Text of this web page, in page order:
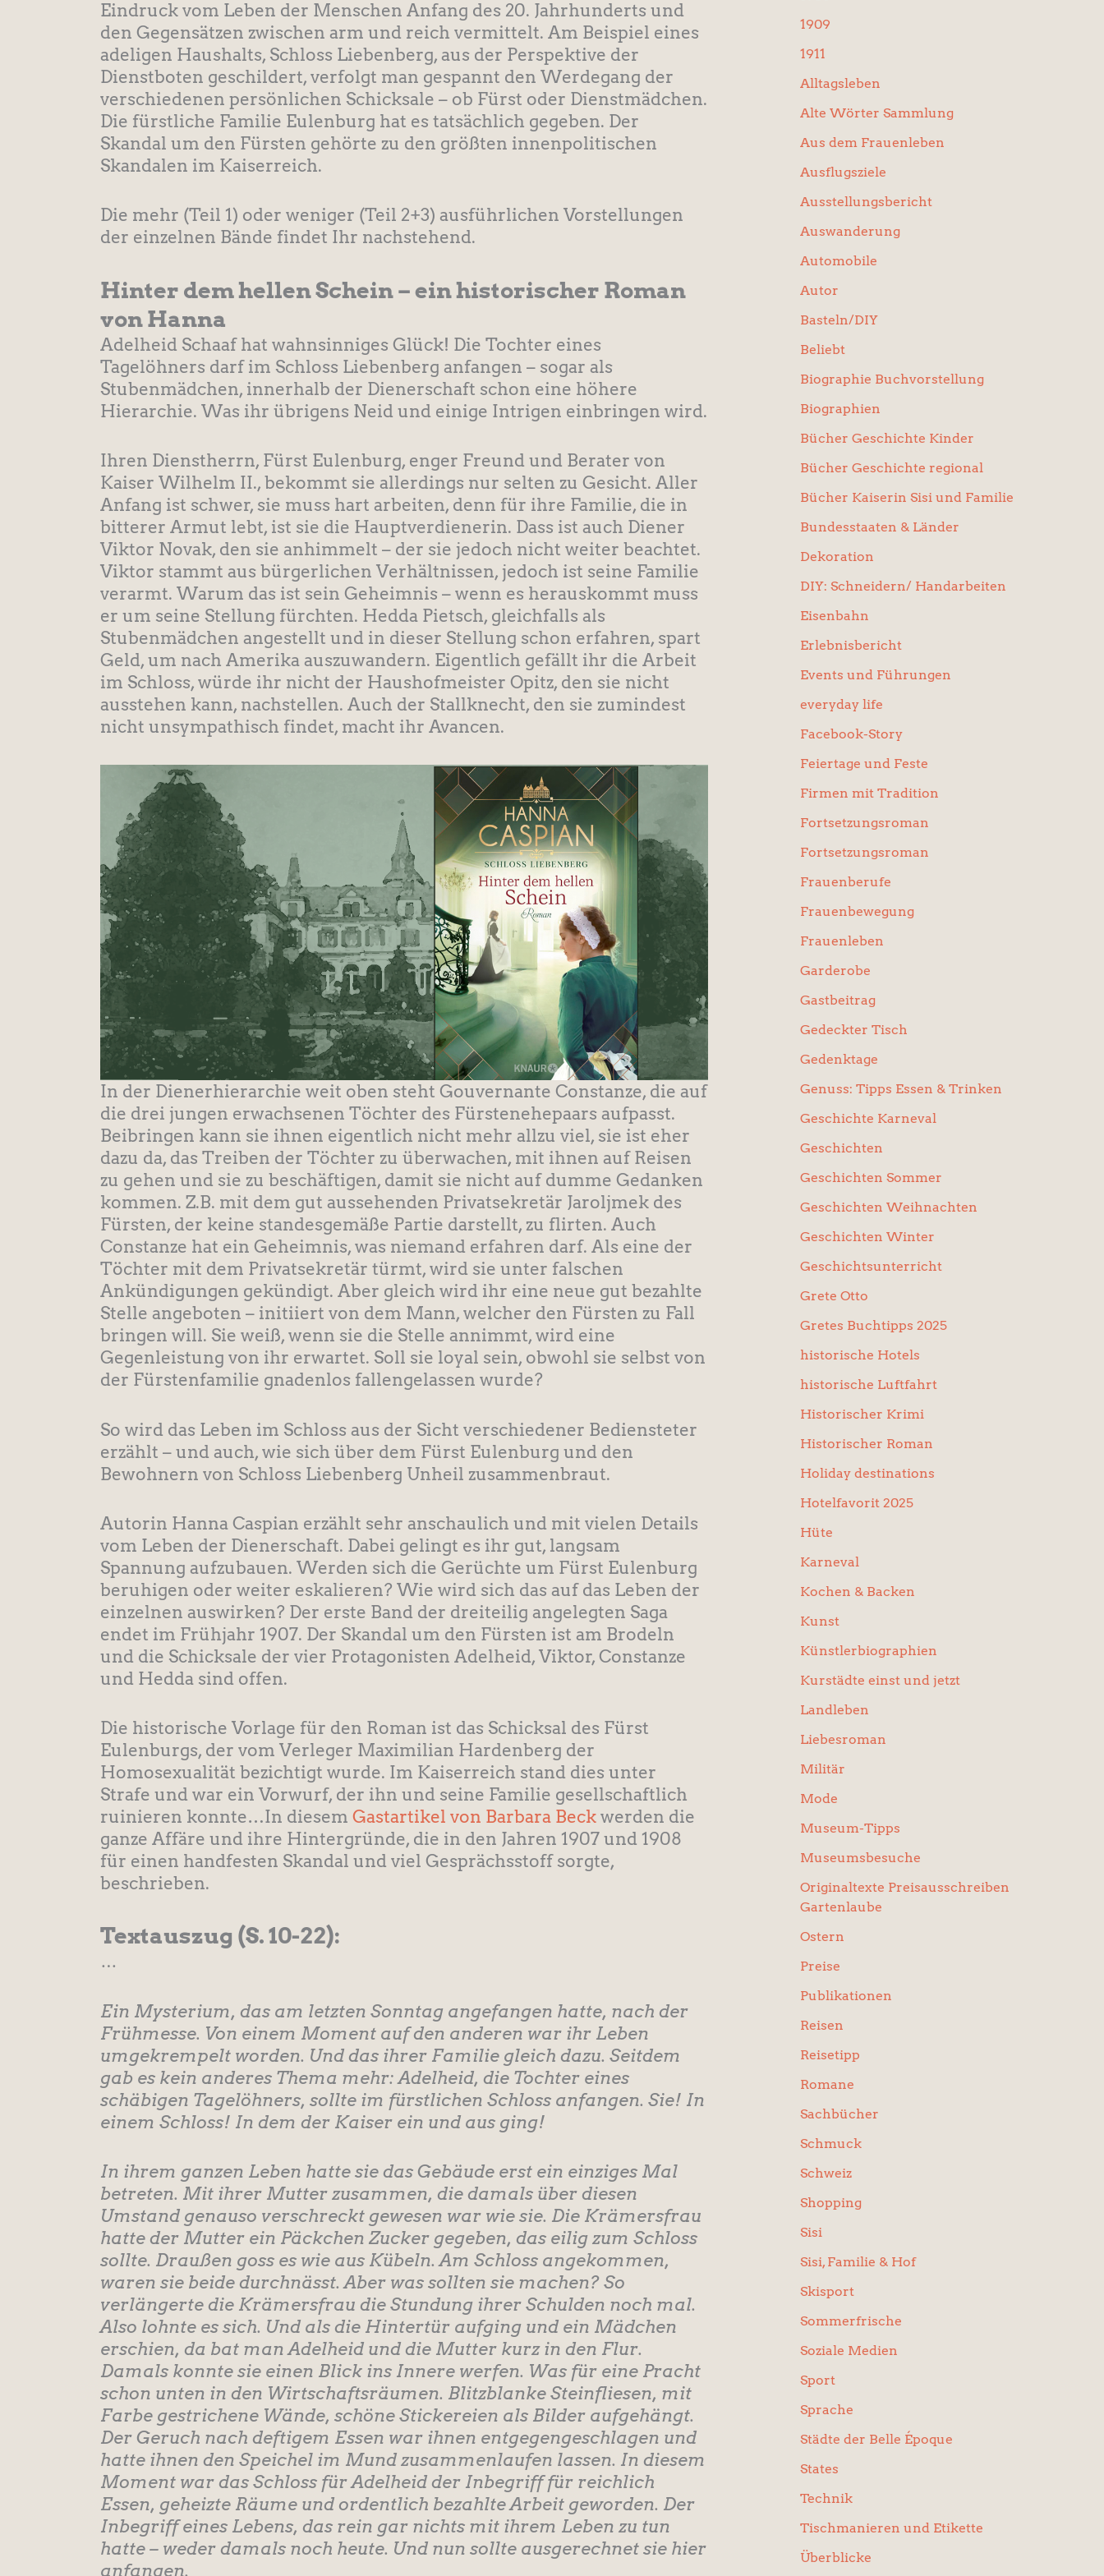
Eindruck vom Leben der Menschen Anfang des 20. Jahrhunderts und
den Gegensätzen zwischen arm und reich vermittelt. Am Beispiel eines
adeligen Haushalts, Schloss Liebenberg, aus der Perspektive der
Dienstboten geschildert, verfolgt man gespannt den Werdegang der
verschiedenen persönlichen Schicksale – ob Fürst oder Dienstmädchen.
Die fürstliche Familie Eulenburg hat es tatsächlich gegeben. Der
Skandal um den Fürsten gehörte zu den größten innenpolitischen
Skandalen im Kaiserreich.
Die mehr (Teil 1) oder weniger (Teil 2+3) ausführlichen Vorstellungen
der einzelnen Bände findet Ihr nachstehend.
Hinter dem hellen Schein – ein historischer Roman
von Hanna
Adelheid Schaaf hat wahnsinniges Glück! Die Tochter eines
Tagelöhners darf im Schloss Liebenberg anfangen – sogar als
Stubenmädchen, innerhalb der Dienerschaft schon eine höhere
Hierarchie. Was ihr übrigens Neid und einige Intrigen einbringen wird.
Ihren Dienstherrn, Fürst Eulenburg, enger Freund und Berater von
Kaiser Wilhelm II., bekommt sie allerdings nur selten zu Gesicht. Aller
Anfang ist schwer, sie muss hart arbeiten, denn für ihre Familie, die in
bitterer Armut lebt, ist sie die Hauptverdienerin. Dass ist auch Diener
Viktor Novak, den sie anhimmelt – der sie jedoch nicht weiter beachtet.
Viktor stammt aus bürgerlichen Verhältnissen, jedoch ist seine Familie
verarmt. Warum das ist sein Geheimnis – wenn es herauskommt muss
er um seine Stellung fürchten. Hedda Pietsch, gleichfalls als
Stubenmädchen angestellt und in dieser Stellung schon erfahren, spart
Geld, um nach Amerika auszuwandern. Eigentlich gefällt ihr die Arbeit
im Schloss, würde ihr nicht der Haushofmeister Opitz, den sie nicht
ausstehen kann, nachstellen. Auch der Stallknecht, den sie zumindest
nicht unsympathisch findet, macht ihr Avancen.
In der Dienerhierarchie weit oben steht Gouvernante Constanze, die auf
die drei jungen erwachsenen Töchter des Fürstenehepaars aufpasst.
Beibringen kann sie ihnen eigentlich nicht mehr allzu viel, sie ist eher
dazu da, das Treiben der Töchter zu überwachen, mit ihnen auf Reisen
zu gehen und sie zu beschäftigen, damit sie nicht auf dumme Gedanken
kommen. Z.B. mit dem gut aussehenden Privatsekretär Jaroljmek des
Fürsten, der keine standesgemäße Partie darstellt, zu flirten. Auch
Constanze hat ein Geheimnis, was niemand erfahren darf. Als eine der
Töchter mit dem Privatsekretär türmt, wird sie unter falschen
Ankündigungen gekündigt. Aber gleich wird ihr eine neue gut bezahlte
Stelle angeboten – initiiert von dem Mann, welcher den Fürsten zu Fall
bringen will. Sie weiß, wenn sie die Stelle annimmt, wird eine
Gegenleistung von ihr erwartet. Soll sie loyal sein, obwohl sie selbst von
der Fürstenfamilie gnadenlos fallengelassen wurde?
So wird das Leben im Schloss aus der Sicht verschiedener Bediensteter
erzählt – und auch, wie sich über dem Fürst Eulenburg und den
Bewohnern von Schloss Liebenberg Unheil zusammenbraut.
Autorin Hanna Caspian erzählt sehr anschaulich und mit vielen Details
vom Leben der Dienerschaft. Dabei gelingt es ihr gut, langsam
Spannung aufzubauen. Werden sich die Gerüchte um Fürst Eulenburg
beruhigen oder weiter eskalieren? Wie wird sich das auf das Leben der
einzelnen auswirken? Der erste Band der dreiteilig angelegten Saga
endet im Frühjahr 1907. Der Skandal um den Fürsten ist am Brodeln
und die Schicksale der vier Protagonisten Adelheid, Viktor, Constanze
und Hedda sind offen.
Die historische Vorlage für den Roman ist das Schicksal des Fürst
Eulenburgs, der vom Verleger Maximilian Hardenberg der
Homosexualität bezichtigt wurde. Im Kaiserreich stand dies unter
Strafe und war ein Vorwurf, der ihn und seine Familie gesellschaftlich
ruinieren konnte…In diesem Gastartikel von Barbara Beck werden die
ganze Affäre und ihre Hintergründe, die in den Jahren 1907 und 1908
für einen handfesten Skandal und viel Gesprächsstoff sorgte,
beschrieben.
Textauszug (S. 10-22):
…
Ein Mysterium, das am letzten Sonntag angefangen hatte, nach der
Frühmesse. Von einem Moment auf den anderen war ihr Leben
umgekrempelt worden. Und das ihrer Familie gleich dazu. Seitdem
gab es kein anderes Thema mehr: Adelheid, die Tochter eines
schäbigen Tagelöhners, sollte im fürstlichen Schloss anfangen. Sie! In
einem Schloss! In dem der Kaiser ein und aus ging!
In ihrem ganzen Leben hatte sie das Gebäude erst ein einziges Mal
betreten. Mit ihrer Mutter zusammen, die damals über diesen
Umstand genauso verschreckt gewesen war wie sie. Die Krämersfrau
hatte der Mutter ein Päckchen Zucker gegeben, das eilig zum Schloss
sollte. Draußen goss es wie aus Kübeln. Am Schloss angekommen,
waren sie beide durchnässt. Aber was sollten sie machen? So
verlängerte die Krämersfrau die Stundung ihrer Schulden noch mal.
Also lohnte es sich. Und als die Hintertür aufging und ein Mädchen
erschien, da bat man Adelheid und die Mutter kurz in den Flur.
Damals konnte sie einen Blick ins Innere werfen. Was für eine Pracht
schon unten in den Wirtschaftsräumen. Blitzblanke Steinfliesen, mit
Farbe gestrichene Wände, schöne Stickereien als Bilder aufgehängt.
Der Geruch nach deftigem Essen war ihnen entgegengeschlagen und
hatte ihnen den Speichel im Mund zusammenlaufen lassen. In diesem
Moment war das Schloss für Adelheid der Inbegriff für reichlich
Essen, geheizte Räume und ordentlich bezahlte Arbeit geworden. Der
Inbegriff eines Lebens, das rein gar nichts mit ihrem Leben zu tun
hatte – weder damals noch heute. Und nun sollte ausgerechnet sie hier
anfangen.
1909
1911
Alltagsleben
Alte Wörter Sammlung
Aus dem Frauenleben
Ausflugsziele
Ausstellungsbericht
Auswanderung
Automobile
Autor
Basteln/DIY
Beliebt
Biographie Buchvorstellung
Biographien
Bücher Geschichte Kinder
Bücher Geschichte regional
Bücher Kaiserin Sisi und Familie
Bundesstaaten & Länder
Dekoration
DIY: Schneidern/ Handarbeiten
Eisenbahn
Erlebnisbericht
Events und Führungen
everyday life
Facebook-Story
Feiertage und Feste
Firmen mit Tradition
Fortsetzungsroman
Fortsetzungsroman
Frauenberufe
Frauenbewegung
Frauenleben
Garderobe
Gastbeitrag
Gedeckter Tisch
Gedenktage
Genuss: Tipps Essen & Trinken
Geschichte Karneval
Geschichten
Geschichten Sommer
Geschichten Weihnachten
Geschichten Winter
Geschichtsunterricht
Grete Otto
Gretes Buchtipps 2025
historische Hotels
historische Luftfahrt
Historischer Krimi
Historischer Roman
Holiday destinations
Hotelfavorit 2025
Hüte
Karneval
Kochen & Backen
Kunst
Künstlerbiographien
Kurstädte einst und jetzt
Landleben
Liebesroman
Militär
Mode
Museum-Tipps
Museumsbesuche
Originaltexte Preisausschreiben
Gartenlaube
Ostern
Preise
Publikationen
Reisen
Reisetipp
Romane
Sachbücher
Schmuck
Schweiz
Shopping
Sisi
Sisi, Familie & Hof
Skisport
Sommerfrische
Soziale Medien
Sport
Sprache
Städte der Belle Époque
States
Technik
Tischmanieren und Etikette
Überblicke